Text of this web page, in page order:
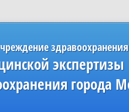
экспертизы
города